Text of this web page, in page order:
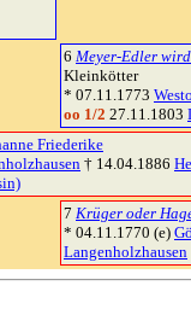
6 Meyer-Edler
Kleinkötter
* 07.11.1773
oo 1/2 27.11.1803
Friederike
† 14.04.1886
7 Krüger oder
* 04.11.1770 (e)
Langenholzhausen